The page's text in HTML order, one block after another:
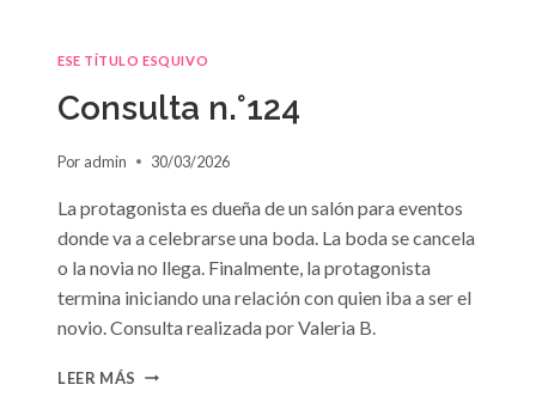
ESE TÍTULO ESQUIVO
Consulta n.°124
Por admin 30/03/2026
La protagonista es dueña de un salón para eventos
donde va a celebrarse una boda. La boda se cancela
o la novia no llega. Finalmente, la protagonista
termina iniciando una relación con quien iba a ser el
novio. Consulta realizada por Valeria B.
LEER MÁS CONSULTA